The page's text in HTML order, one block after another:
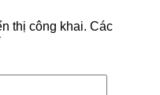
thị công khai. Các